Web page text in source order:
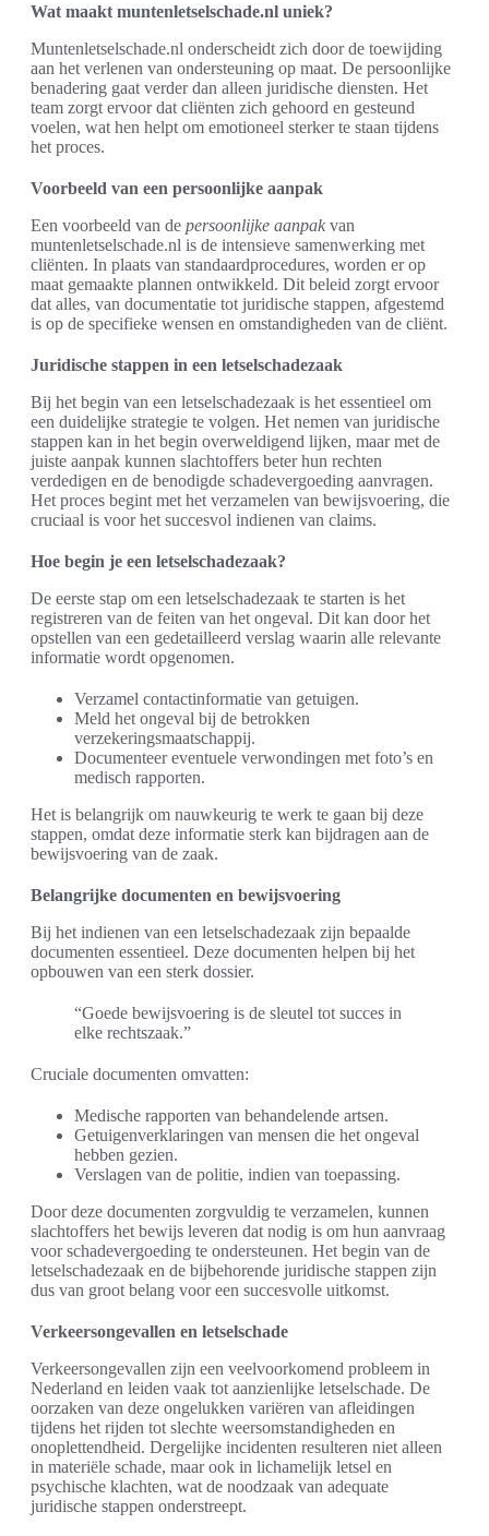
Wat maakt muntenletselschade.nl uniek?
Muntenletselschade.nl onderscheidt zich door de toewijding
aan het verlenen van ondersteuning op maat. De persoonlijke
benadering gaat verder dan alleen juridische diensten. Het
team zorgt ervoor dat cliënten zich gehoord en gesteund
voelen, wat hen helpt om emotioneel sterker te staan tijdens
het proces.
Voorbeeld van een persoonlijke aanpak
Een voorbeeld van de persoonlijke aanpak van
muntenletselschade.nl is de intensieve samenwerking met
cliënten. In plaats van standaardprocedures, worden er op
maat gemaakte plannen ontwikkeld. Dit beleid zorgt ervoor
dat alles, van documentatie tot juridische stappen, afgestemd
is op de specifieke wensen en omstandigheden van de cliënt.
Juridische stappen in een letselschadezaak
Bij het begin van een letselschadezaak is het essentieel om
een duidelijke strategie te volgen. Het nemen van juridische
stappen kan in het begin overweldigend lijken, maar met de
juiste aanpak kunnen slachtoffers beter hun rechten
verdedigen en de benodigde schadevergoeding aanvragen.
Het proces begint met het verzamelen van bewijsvoering, die
cruciaal is voor het succesvol indienen van claims.
Hoe begin je een letselschadezaak?
De eerste stap om een letselschadezaak te starten is het
registreren van de feiten van het ongeval. Dit kan door het
opstellen van een gedetailleerd verslag waarin alle relevante
informatie wordt opgenomen.
Verzamel contactinformatie van getuigen.
Meld het ongeval bij de betrokken
verzekeringsmaatschappij.
Documenteer eventuele verwondingen met foto’s en
medisch rapporten.
Het is belangrijk om nauwkeurig te werk te gaan bij deze
stappen, omdat deze informatie sterk kan bijdragen aan de
bewijsvoering van de zaak.
Belangrijke documenten en bewijsvoering
Bij het indienen van een letselschadezaak zijn bepaalde
documenten essentieel. Deze documenten helpen bij het
opbouwen van een sterk dossier.
“Goede bewijsvoering is de sleutel tot succes in
elke rechtszaak.”
Cruciale documenten omvatten:
Medische rapporten van behandelende artsen.
Getuigenverklaringen van mensen die het ongeval
hebben gezien.
Verslagen van de politie, indien van toepassing.
Door deze documenten zorgvuldig te verzamelen, kunnen
slachtoffers het bewijs leveren dat nodig is om hun aanvraag
voor schadevergoeding te ondersteunen. Het begin van de
letselschadezaak en de bijbehorende juridische stappen zijn
dus van groot belang voor een succesvolle uitkomst.
Verkeersongevallen en letselschade
Verkeersongevallen zijn een veelvoorkomend probleem in
Nederland en leiden vaak tot aanzienlijke letselschade. De
oorzaken van deze ongelukken variëren van afleidingen
tijdens het rijden tot slechte weersomstandigheden en
onoplettendheid. Dergelijke incidenten resulteren niet alleen
in materiële schade, maar ook in lichamelijk letsel en
psychische klachten, wat de noodzaak van adequate
juridische stappen onderstreept.